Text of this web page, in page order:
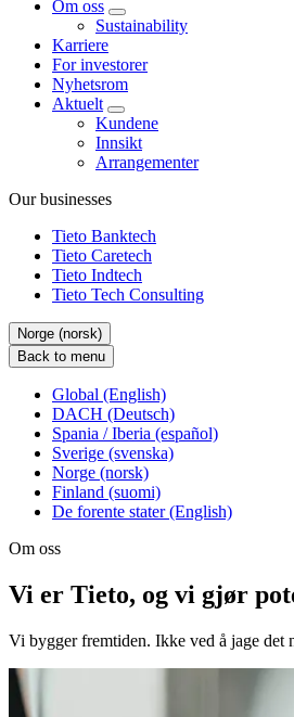
Om oss
Sustainability
Karriere
For investorer
Nyhetsrom
Aktuelt
Kundene
Innsikt
Arrangementer
Our businesses
Tieto Banktech
Tieto Caretech
Tieto Indtech
Tieto Tech Consulting
Norge (norsk)
Back to menu
Global (English)
DACH (Deutsch)
Spania / Iberia (español)
Sverige (svenska)
Norge (norsk)
Finland (suomi)
De forente stater (English)
Om oss
Vi er Tieto, og vi gjør
Vi bygger fremtiden. Ikke ved å jage det